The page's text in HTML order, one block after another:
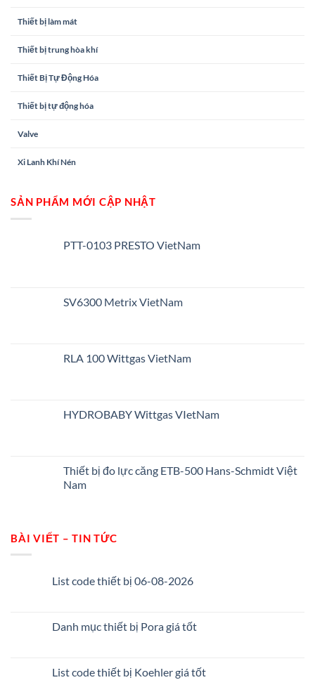
Thiết bị làm mát
Thiết bị trung hòa khí
Thiết Bị Tự Động Hóa
Thiết bị tự động hóa
Valve
Xi Lanh Khí Nén
SẢN PHẨM MỚI CẬP NHẬT
PTT-0103 PRESTO VietNam
SV6300 Metrix VietNam
RLA 100 Wittgas VietNam
HYDROBABY Wittgas VIetNam
Thiết bị đo lực căng ETB-500 Hans-Schmidt Việt
Nam
BÀI VIẾT – TIN TỨC
List code thiết bị 06-08-2026
Danh mục thiết bị Pora giá tốt
List code thiết bị Koehler giá tốt